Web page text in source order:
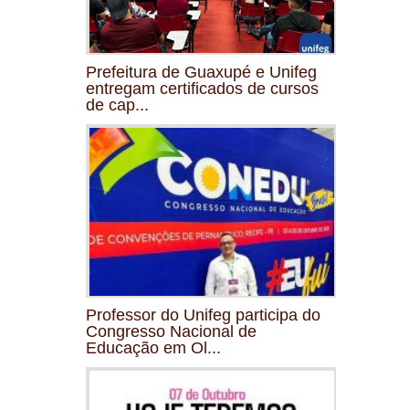
Prefeitura de Guaxupé e Unifeg
entregam certificados de cursos
de cap...
Professor do Unifeg participa do
Congresso Nacional de
Educação em Ol...